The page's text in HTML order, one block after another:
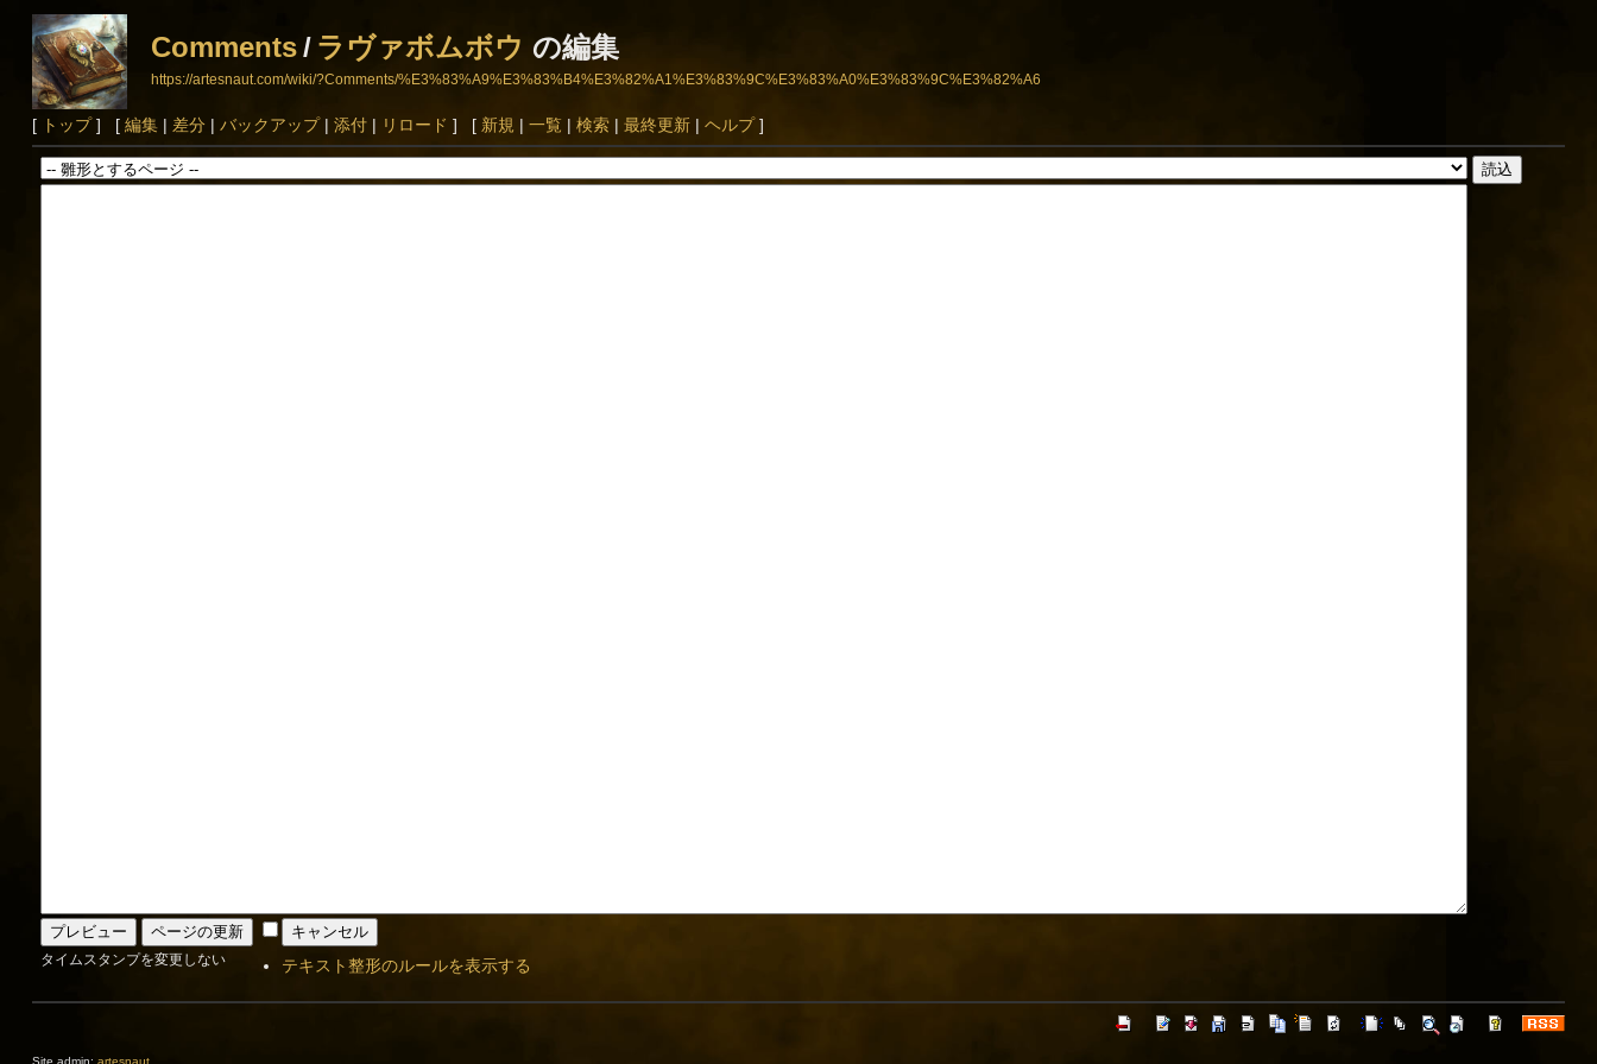
Comments/ ラヴァボムボウ の編集
https://artesnaut.com/wiki/?Comments/%E3%83%A9%E3%83%B4%E3%82%A1%E3%83%9C%E3%83%A0%E3%83%9C%E3%82%A6
[ トップ] [ 編集| 差分| バックアップ| 添付| リロード ] [ 新規 | 一覧| 検索| 最終更新| ヘルプ]
タイムスタンプを変更しない テキスト整形のルールを表示する
Site admin: artesnaut